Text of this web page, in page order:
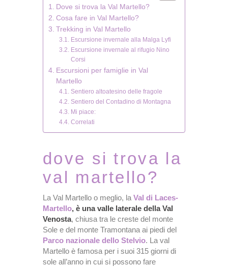
Dove si trova la Val Martello?
Cosa fare in Val Martello?
Trekking in Val Martello
Escursione invernale alla Malga Lyfi
Escursione invernale al rifugio Nino
Corsi
Escursioni per famiglie in Val
Martello
Sentiero altoatesino delle fragole
Sentiero del Contadino di Montagna
Mi piace:
Correlati
dove si trova la
val martello?
La Val Martello o meglio, la Val di Laces-
Martello, è una valle laterale della Val
Venosta, chiusa tra le creste del monte
Sole e del monte Tramontana ai piedi del
Parco nazionale dello Stelvio. La val
Martello è famosa per i suoi 315 giorni di
sole all’anno in cui si possono fare